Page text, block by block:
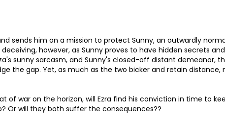
sends him on a mission to protect Sunny, an outwardly
however, as Sunny proves to have hidden secrets
sunny sarcasm, and Sunny's closed-off distant demeanor,
the gap. Yet, as much as the two bicker and retain distance,
of war on the horizon, will Ezra find his conviction in time to
Or will they both suffer the consequences??